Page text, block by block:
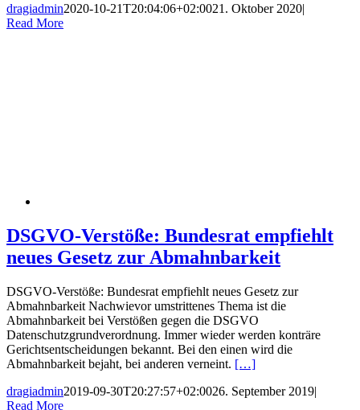
dragiadmin2020-10-21T20:04:06+02:0021. Oktober 2020|
Read More
DSGVO-Verstöße: Bundesrat empfiehlt
neues Gesetz zur Abmahnbarkeit
DSGVO-Verstöße: Bundesrat empfiehlt neues Gesetz zur
Abmahnbarkeit Nachwievor umstrittenes Thema ist die
Abmahnbarkeit bei Verstößen gegen die DSGVO
Datenschutzgrundverordnung. Immer wieder werden konträre
Gerichtsentscheidungen bekannt. Bei den einen wird die
Abmahnbarkeit bejaht, bei anderen verneint. […]
dragiadmin2019-09-30T20:27:57+02:0026. September 2019|
Read More